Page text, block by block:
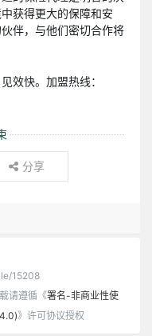
获得更大的保障和安
伴，与他们密切合作将
效快。加盟热线：
分享
15208
请遵循《署名-非商业性使
》许可协议授权